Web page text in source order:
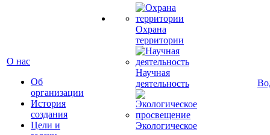
О нас
Об
организации
История
создания
Цели и
Охрана
территории
Научная
деятельность
Экологическое